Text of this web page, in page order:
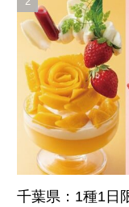
千葉県：1種1日